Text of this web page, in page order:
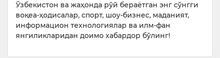
Ўзбекистон ва жаҳонда рўй бераётган энг сўнгги
воқеа-ҳодисалар, спорт, шоу-бизнес, маданият,
информацион технологиялар ва илм-фан
янгиликларидан доимо хабардор бўлинг!